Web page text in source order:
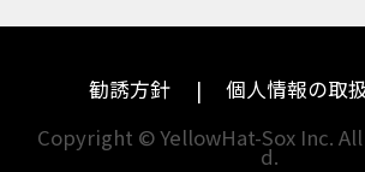
ドゥカティ
他海外ﾒｰ
勧誘方針
個人情報の取
Copyright © YellowHat-Sox Inc.
d.